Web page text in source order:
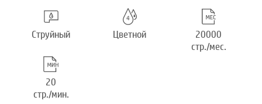
Струйный Цветной
20000
стр./мес.
20
стр./мин.